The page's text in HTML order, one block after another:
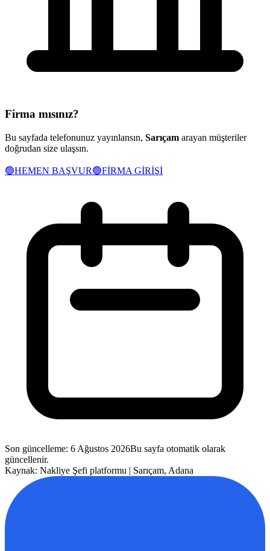
Firma mısınız?
Bu sayfada telefonunuz yayınlansın, Sarıçam arayan müşteriler
doğrudan size ulaşsın.
🟢HEMEN BAŞVUR🟢FİRMA GİRİŞİ
Son güncelleme: 6 Ağustos 2026Bu sayfa otomatik olarak
güncellenir.
Kaynak: Nakliye Şefi platformu | Sarıçam, Adana